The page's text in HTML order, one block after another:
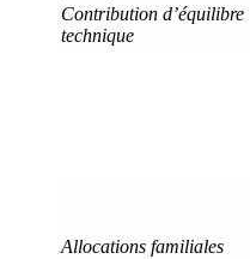
Contribution d’équilibre
technique
Allocations familiales